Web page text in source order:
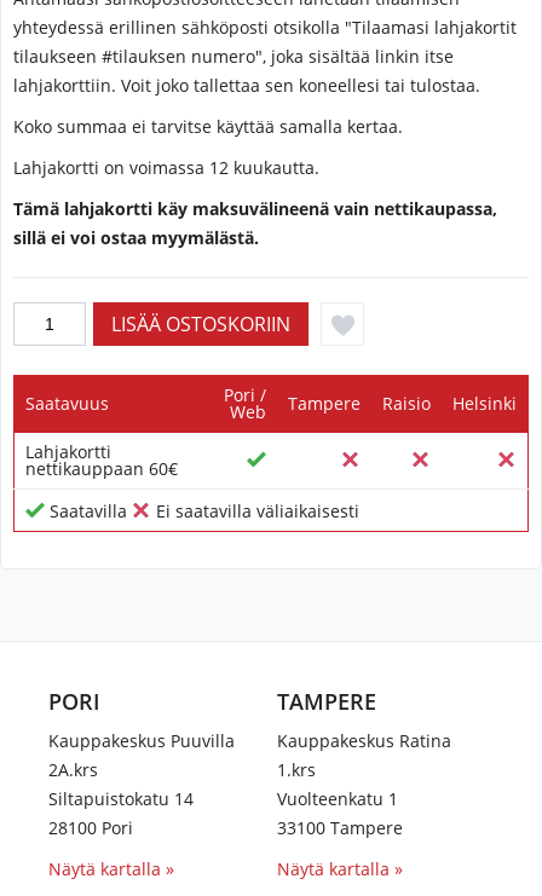
yhteydessä erillinen sähköposti otsikolla "Tilaamasi lahjakortit
tilaukseen #tilauksen numero", joka sisältää linkin itse
lahjakorttiin. Voit joko tallettaa sen koneellesi tai tulostaa.
Koko summaa ei tarvitse käyttää samalla kertaa.
Lahjakortti on voimassa 12 kuukautta.
Tämä lahjakortti käy maksuvälineenä vain nettikaupassa,
sillä ei voi ostaa myymälästä.
Saatavuus Pori /
Web Tampere Raisio Helsinki
Lahjakortti
nettikauppaan 60€
Saatavilla
Ei saatavilla väliaikaisesti
PORI
Kauppakeskus Puuvilla
2A.krs
Siltapuistokatu 14
28100 Pori
Näytä kartalla »
TAMPERE
Kauppakeskus Ratina
1.krs
Vuolteenkatu 1
33100 Tampere
Näytä kartalla »